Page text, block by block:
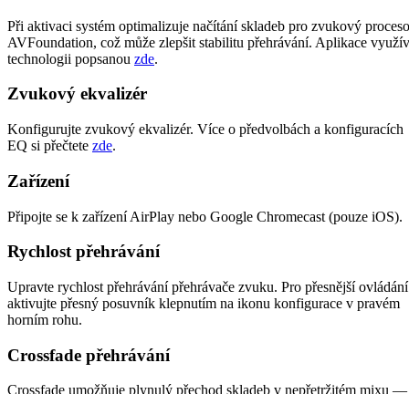
Při aktivaci systém optimalizuje načítání skladeb pro zvukový
AVFoundation, což může zlepšit stabilitu přehrávání. Aplikace
technologii popsanou zde.
Zvukový ekvalizér
Konfigurujte zvukový ekvalizér. Více o předvolbách a konfiguracích
EQ si přečtete zde.
Zařízení
Připojte se k zařízení AirPlay nebo Google Chromecast (pouze iOS).
Rychlost přehrávání
Upravte rychlost přehrávání přehrávače zvuku. Pro přesnější ovládání
aktivujte přesný posuvník klepnutím na ikonu konfigurace v pravém
horním rohu.
Crossfade přehrávání
Crossfade umožňuje plynulý přechod skladeb v nepřetržitém mixu —